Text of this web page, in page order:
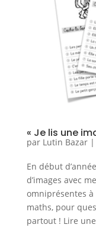
« Je lis une
par Lutin Bazar|
En début
d’images avec
omniprésentes à
maths, pour
partout ! Lire